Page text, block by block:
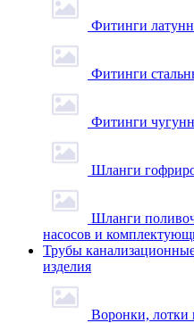
Фитинги
Фитинги
Фитинги
Шланги
Шланги
насосов и
Трубы
изделия
Воронки, лотки